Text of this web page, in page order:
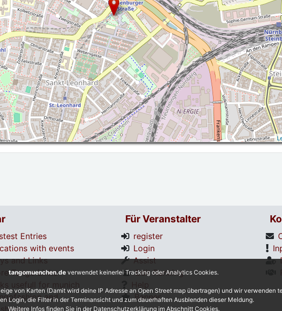
Entries
with events
and Links
Tango Links
and
Für Veranstalter
register
Login
Assist
Edit Ranking
Banner
tangomuenchen.de verwendet keinerlei Tracking oder Analytics Cookies.
von Karten (Damit wird deine IP Adresse an Open Street map übertragen) und wir verwenden
Login, die Filter in der Terminansicht und zum dauerhaften Ausblenden dieser Meldung.
Weitere Infos finden Sie in der Datenschutzerklärung im Abschnitt Cookies.